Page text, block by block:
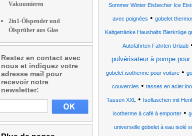
Vakuumieren
2in1-Ölspender und
Ölsprüher aus Glas
Restez en contact avec
nous et indiquez votre
adresse mail pour
recevoir notre
newsletter:
Sommer Winter Eisbecher Ice
avec poignées • gobelet
Kaltgetränke Haushalts Bierkrüge
Autofahrten Fahrten Urlaub
pulvérisateur à pompe
gobelet isotherme pour voiture•
couvercles • tasses en acier
Tassen XXL • Isoflaschen mit
isotherme à café à emporter •
universelle gobelet à eau isolé